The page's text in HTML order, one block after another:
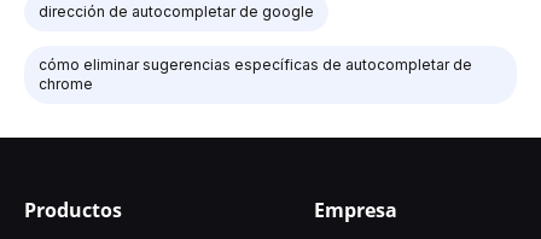
dirección de autocompletar de google
cómo eliminar sugerencias específicas de autocompletar de
chrome
Productos Empresa